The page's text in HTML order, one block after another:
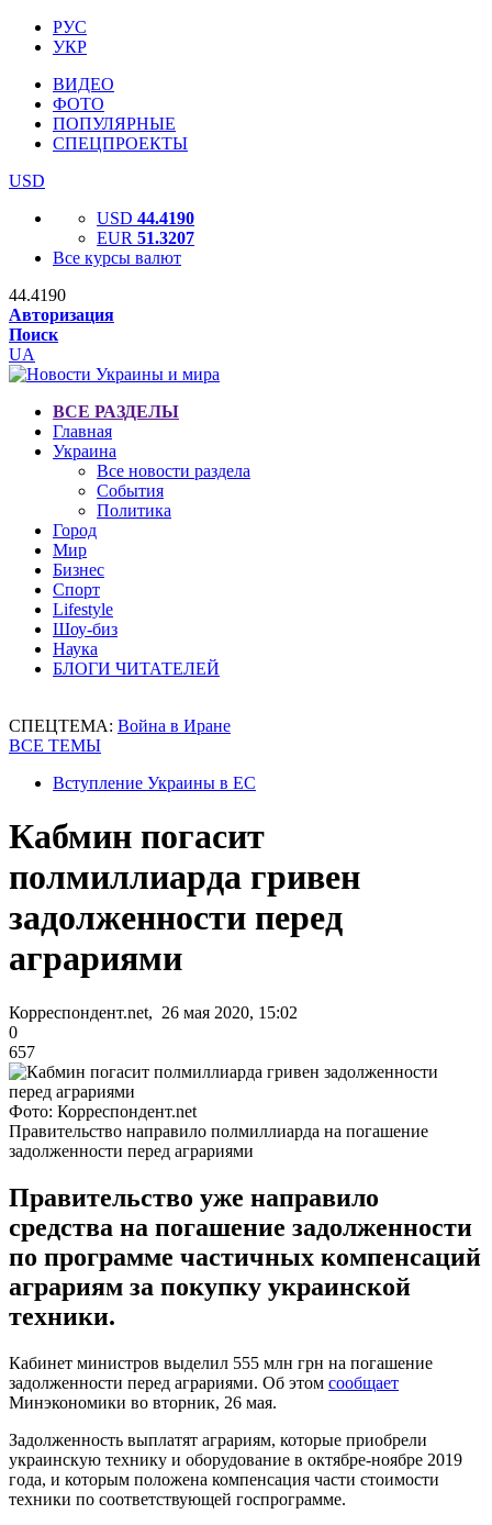
РУС
УКР
ВИДЕО
ФОТО
ПОПУЛЯРНЫЕ
СПЕЦПРОЕКТЫ
USD
USD 44.4190
EUR 51.3207
Все курсы валют
44.4190
Авторизация
Поиск
UA
ВСЕ РАЗДЕЛЫ
Главная
Украина
Все новости раздела
События
Политика
Город
Мир
Бизнес
Спорт
Lifestyle
Шоу-биз
Наука
БЛОГИ ЧИТАТЕЛЕЙ
СПЕЦТЕМА: Война в Иране
ВСЕ ТЕМЫ
Вступление Украины в ЕС
Кабмин погасит
полмиллиарда гривен
задолженности перед
аграриями
Корреспондент.net, 26 мая 2020, 15:02
0
657
Фото: Корреспондент.net
Правительство направило полмиллиарда на погашение
задолженности перед аграриями
Правительство уже направило
средства на погашение задолженности
по программе частичных компенсаций
аграриям за покупку украинской
техники.
Кабинет министров выделил 555 млн грн на погашение
задолженности перед аграриями. Об этом сообщает
Минэкономики во вторник, 26 мая.
Задолженность выплатят аграриям, которые приобрели
украинскую технику и оборудование в октябре-ноябре 2019
года, и которым положена компенсация части стоимости
техники по соответствующей госпрограмме.